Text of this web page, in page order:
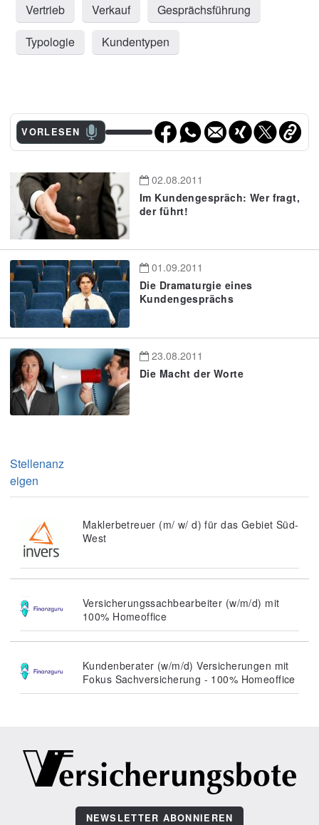
Vertrieb Verkauf
Gesprächsführung
Typologie
Kundentypen
VORLESEN
02.08.2011
Im Kundengespräch: Wer fragt,
der führt!
01.09.2011
Die Dramaturgie eines
Kundengesprächs
23.08.2011
Die Macht der Worte
Stellenanz
eigen
Maklerbetreuer (m/ w/ d) für das Gebiet Süd-
West
Versicherungssachbearbeiter (w/m/d) mit
100% Homeoffice
Kundenberater (w/m/d) Versicherungen mit
Fokus Sachversicherung - 100% Homeoffice
NEWSLETTER ABONNIEREN